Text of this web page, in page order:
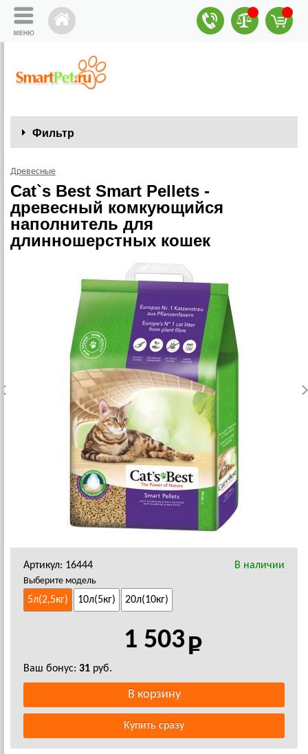
Фильтр
Древесные
Cat`s Best Smart Pellets -
древесный комкующийся
наполнитель для
длинношерстных кошек
Артикул: 16444 В наличии
Выберите модель
5л(2,5кг) 10л(5кг) 20л(10кг)
1 503
Ваш бонус: 31 руб.